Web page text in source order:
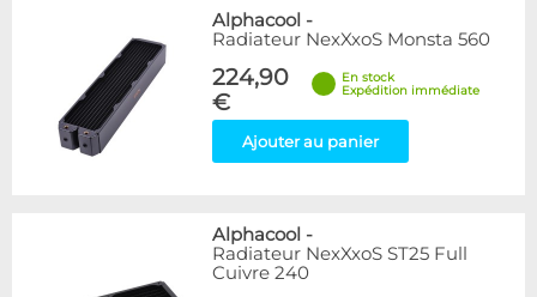
Alphacool -
Radiateur NexXxoS Monsta 560
224,90
€
En stock
Expédition immédiate
Ajouter au panier
Alphacool -
Radiateur NexXxoS ST25 Full
Cuivre 240